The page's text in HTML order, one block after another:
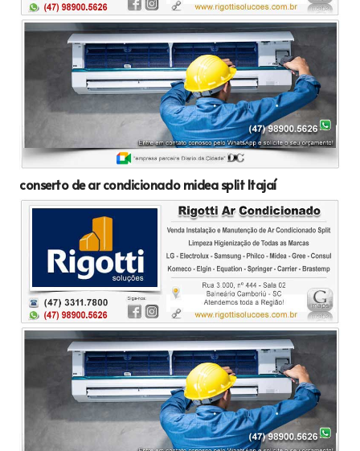
conserto de ar condicionado midea split Itajaí